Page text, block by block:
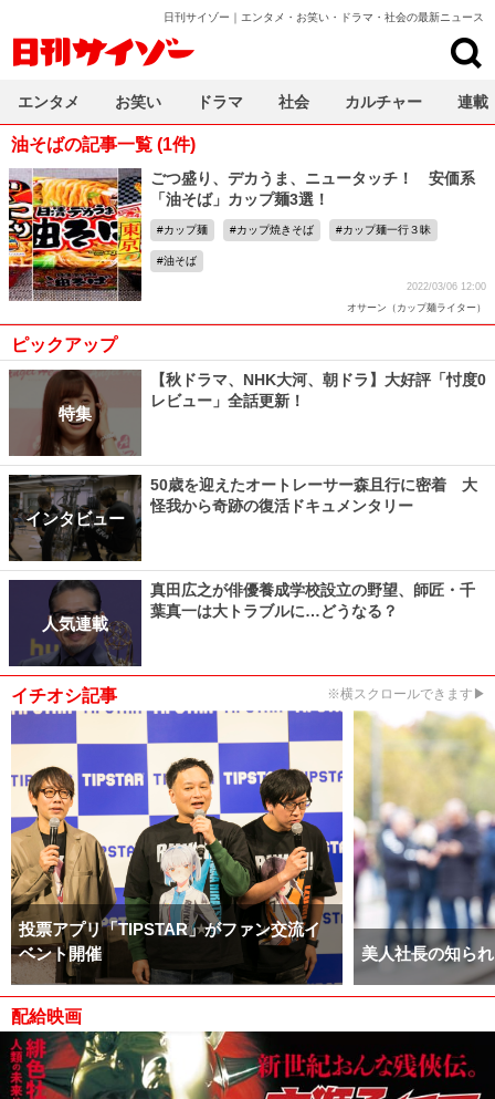
日刊サイゾー｜エンタメ・お笑い・ドラマ・社会の最新ニュース
油そばの記事一覧 (1件)
ごつ盛り、デカうま、ニュータッチ！ 安価系
「油そば」カップ麺3選！
カップ麺 カップ焼きそば カップ麺一行３昧
油そば
2022/03/06 12:00
オサーン（カップ麺ライター）
ピックアップ
特集
【秋ドラマ、NHK大河、朝ドラ】大好評「忖度0
レビュー」全話更新！
インタビュー
50歳を迎えたオートレーサー森且行に密着 大
怪我から奇跡の復活ドキュメンタリー
人気連載
真田広之が俳優養成学校設立の野望、師匠・千
葉真一は大トラブルに…どうなる？
イチオシ記事 ※横スクロールできます▶
投票アプリ「TIPSTAR」がファン交流イ
ベント開催
美人社長の知ら
配給映画
エンタメ お笑い ドラマ 社会 カルチャー 連載